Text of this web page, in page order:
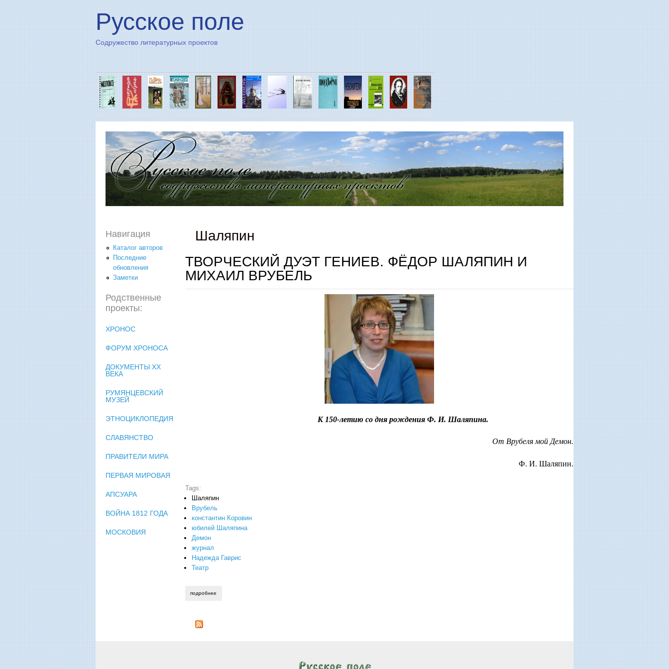
Русское поле
Содружество литературных проектов
Шаляпин
ТВОРЧЕСКИЙ ДУЭТ ГЕНИЕВ. ФЁДОР ШАЛЯПИН И
МИХАИЛ ВРУБЕЛЬ
К 150-летию со дня рождения Ф. И. Шаляпина.
От Врубеля мой Демон.
Ф. И. Шаляпин.
Tags:
Шаляпин
Врубель
константин Коровин
юбилей Шаляпина
Демон
журнал
Надежда Гаврис
Театр
подробнее
Навигация
Каталог авторов
Последние
обновления
Заметки
Родственные
проекты:
ХРОНОС
ФОРУМ ХРОНОСА
ДОКУМЕНТЫ XX
ВЕКА
РУМЯНЦЕВСКИЙ
МУЗЕЙ
ЭТНОЦИКЛОПЕДИЯ
СЛАВЯНСТВО
ПРАВИТЕЛИ МИРА
ПЕРВАЯ МИРОВАЯ
АПСУАРА
ВОЙНА 1812 ГОДА
МОСКОВИЯ